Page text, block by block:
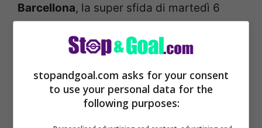
Barcellona, la super sfida di martedì 6
Champions Leagueper chi passerà poi in
stopandgoal.com asks for your consent
to use your personal data for the
following purposes: